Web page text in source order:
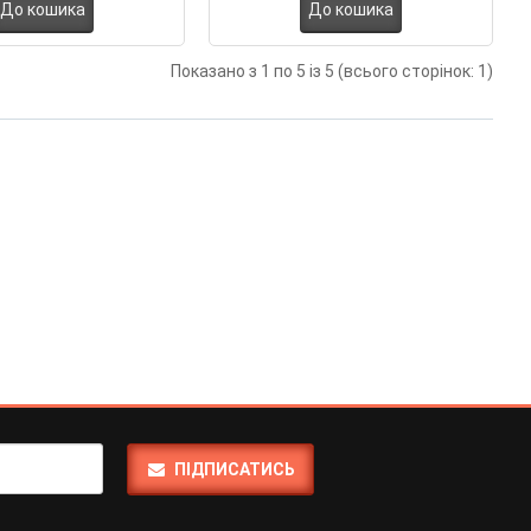
До кошика До кошика
Показано з 1 по 5 із 5 (всього сторінок: 1)
ПІДПИСАТИСЬ